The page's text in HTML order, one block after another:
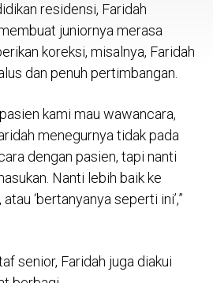
residensi, Faridah
juniornya merasa
koreksi, misalnya, Faridah
dan penuh pertimbangan.
kami mau wawancara,
menegurnya tidak pada
dengan pasien, tapi nanti
Nanti lebih baik ke
‘bertanyanya seperti ini’,”
senior, Faridah juga diakui